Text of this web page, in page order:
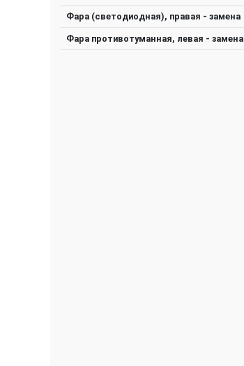
Фара (светодиодная), правая - замена
Фара противотуманная, левая - замена